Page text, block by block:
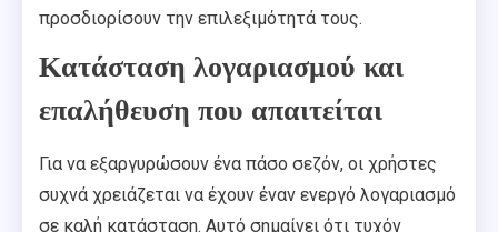
προσδιορίσουν την επιλεξιμότητά τους.
Κατάσταση λογαριασμού και
επαλήθευση που απαιτείται
Για να εξαργυρώσουν ένα πάσο σεζόν, οι χρήστες
συχνά χρειάζεται να έχουν έναν ενεργό λογαριασμό
σε καλή κατάσταση. Αυτό σημαίνει ότι τυχόν